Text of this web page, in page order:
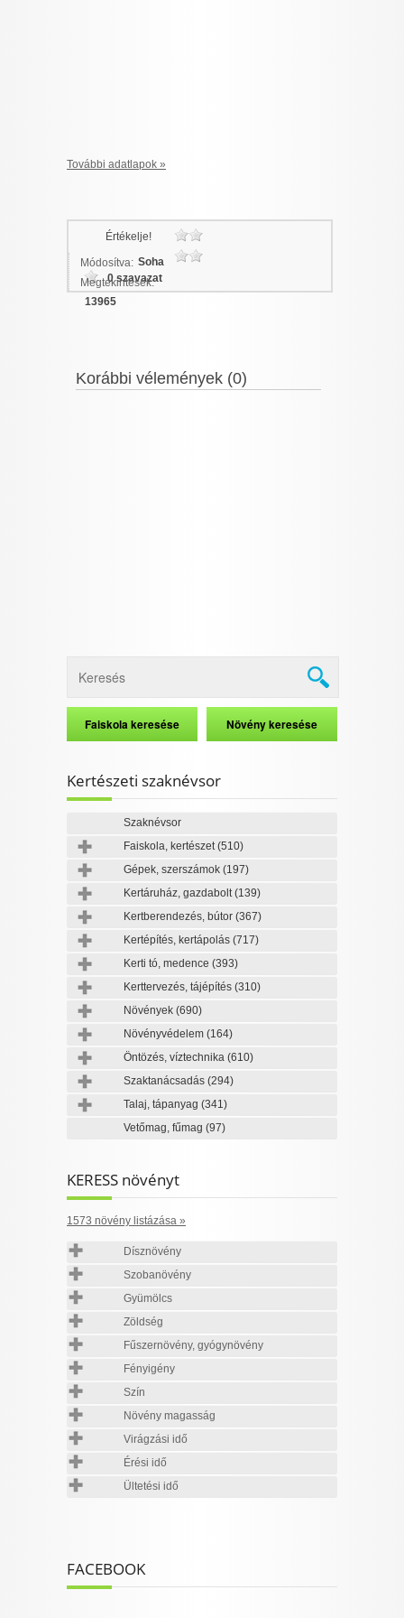
További adatlapok »
Értékelje!
0 szavazat
Módosítva: Soha
Megtekintések:
13965
Korábbi vélemények (0)
Kertészeti szaknévsor
Szaknévsor
Faiskola, kertészet(510)
Gépek, szerszámok (197)
Kertáruház, gazdabolt(139)
Kertberendezés, bútor (367)
Kertépítés, kertápolás (717)
Kerti tó, medence (393)
Kerttervezés, tájépítés (310)
Növények (690)
Növényvédelem (164)
Öntözés, víztechnika (610)
Szaktanácsadás (294)
Talaj, tápanyag (341)
Vetőmag, fűmag (97)
KERESS növényt
1573 növény listázása »
Dísznövény
Szobanövény
Gyümölcs
Zöldség
Fűszernövény, gyógynövény
Fényigény
Szín
Növény magasság
Virágzási idő
Érési idő
Ültetési idő
FACEBOOK